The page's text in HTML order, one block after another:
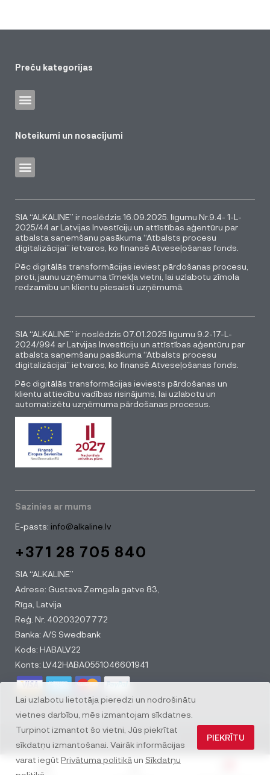
Lai uzlabotu lietotāja pieredzi un nodrošinātu
vietnes darbību, mēs izmantojam sīkdatnes.
Turpinot izmantot šo vietni, Jūs piekrītat
sīkdatņu izmantošanai. Vairāk informācijas
varat iegūt Privātuma politikā un Sīkdatņu
PIEKRĪTU
Preču kategorijas
Noteikumi un nosacījumi
SIA “ALKALINE” ir noslēdzis 16.09.2025. līgumu Nr.9.4- 1-L-
2025/44 ar Latvijas Investīciju un attīstības aģentūru par
atbalsta saņemšanu pasākuma “Atbalsts procesu
digitalizācijai” ietvaros, ko finansē Atveseļošanas fonds.
Pēc digitālās transformācijas ieviest pārdošanas procesu,
proti, jaunu uzņēmuma tīmekļa vietni, lai uzlabotu zīmola
redzamību un klientu piesaisti uzņēmumā.
SIA “ALKALINE” ir noslēdzis 07.01.2025 līgumu 9.2-17-L-
2024/994 ar Latvijas Investīciju un attīstības aģentūru par
atbalsta saņemšanu pasākuma “Atbalsts procesu
digitalizācijai” ietvaros, ko finansē Atveseļošanas fonds.
Pēc digitālās transformācijas ieviests pārdošanas un
klientu attiecību vadības risinājums, lai uzlabotu un
automatizētu uzņēmuma pārdošanas procesus.
Sazinies ar mums
E-pasts: info@alkaline.lv
+371 28 705 840
SIA “ALKALINE”
Adrese: Gustava Zemgala gatve 83,
Rīga, Latvija
Reģ. Nr. 40203207772
Banka: A/S Swedbank
Kods: HABALV22
Konts: LV42HABA0551046601941